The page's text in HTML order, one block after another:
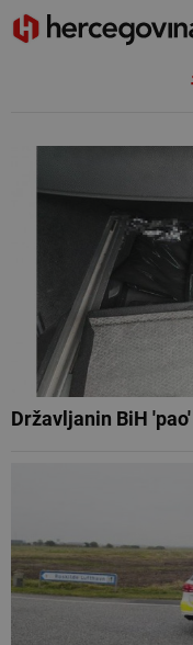
Državljanin BiH